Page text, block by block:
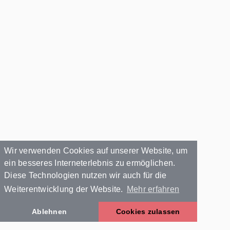
Wir verwenden Cookies auf unserer Website, um
ein besseres Interneterlebnis zu ermöglichen.
Diese Technologien nutzen wir auch für die
Weiterentwicklung der Website.
Mehr erfahren
Ablehnen Cookies zulassen